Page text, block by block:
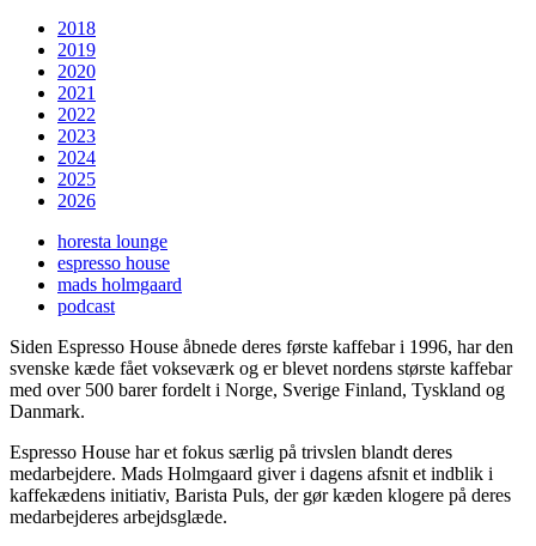
2018
2019
2020
2021
2022
2023
2024
2025
2026
horesta lounge
espresso house
mads holmgaard
podcast
Siden Espresso House åbnede deres første kaffebar i 1996, har den
svenske kæde fået vokseværk og er blevet nordens største kaffebar
med over 500 barer fordelt i Norge, Sverige Finland, Tyskland og
Danmark.
Espresso House har et fokus særlig på trivslen blandt deres
medarbejdere. Mads Holmgaard giver i dagens afsnit et indblik i
kaffekædens initiativ, Barista Puls, der gør kæden klogere på deres
medarbejderes arbejdsglæde.